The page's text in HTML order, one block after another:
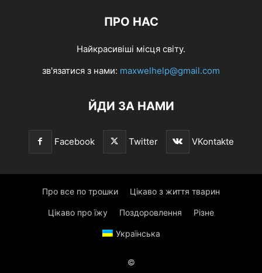
ПРО НАС
Найкрасивіші місця світу.
зв'язатися з нами: maxwelhelp@gmail.com
ЙДИ ЗА НАМИ
Facebook Twitter VKontakte
Про все по трошки Цікаво з життя тварин
Цікаво про їжу Поздоровлення Різне
Українська
©